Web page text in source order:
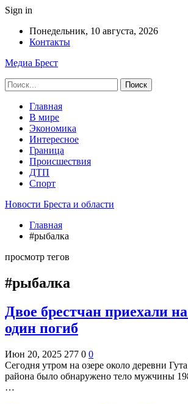
Sign in
Понедельник, 10 августа, 2026
Контакты
Медиа Брест
Главная
В мире
Экономика
Интересное
Граница
Происшествия
ДТП
Спорт
Новости Бреста и области
Главная
#рыбалка
просмотр тегов
#рыбалка
Двое брестчан приехали
один погиб
Июн 20, 2025 277 0 0
Сегодня утром на озере около деревни
района было обнаружено тело мужчины
…